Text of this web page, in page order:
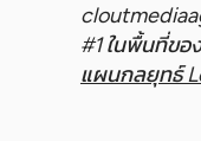
#1 ในพื้นที่ข
แผนกลยุทธ์